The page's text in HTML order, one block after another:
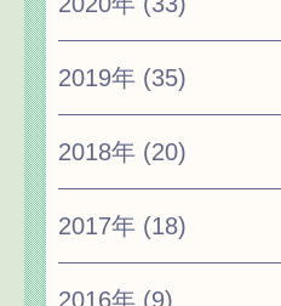
2019年 (35)
2018年 (20)
2017年 (18)
2016年 (9)